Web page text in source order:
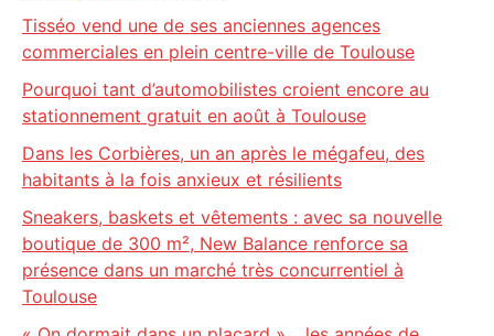
Tisséo vend une de ses anciennes agences
commerciales en plein centre-ville de Toulouse
Pourquoi tant d’automobilistes croient encore au
stationnement gratuit en août à Toulouse
Dans les Corbières, un an après le mégafeu, des
habitants à la fois anxieux et résilients
Sneakers, baskets et vêtements : avec sa nouvelle
boutique de 300 m², New Balance renforce sa
présence dans un marché très concurrentiel à
Toulouse